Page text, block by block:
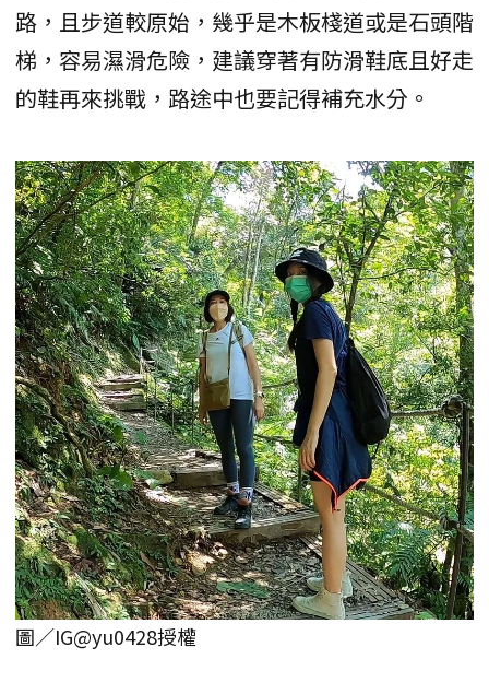
路，且步道較原始，幾乎是木板棧道或是石頭階
梯，容易濕滑危險，建議穿著有防滑鞋底且好走
的鞋再來挑戰，路途中也要記得補充水分。
圖／IG@yu0428授權